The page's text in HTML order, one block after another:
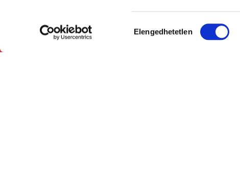
kiválasztása
Elengedhetetlen
Kapcsolat Információ